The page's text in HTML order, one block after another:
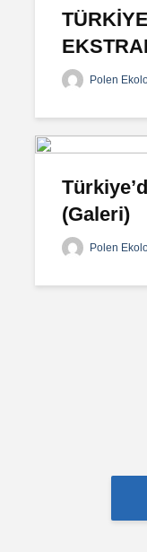
Polen
(Galeri)
Polen